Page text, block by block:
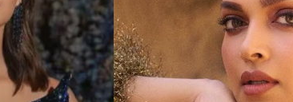
परिवार के लिए कमाता है। एक्टर ने कहा, ‘मेरे घर
मिलता है लेकिन मुझे पता है कि ऐश्वर्या आराध्या
हूं लेकिन मुझे नहीं लगता कि बच्चे इसे इस तरह देखते